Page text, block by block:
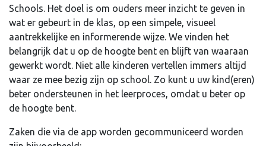
Schools. Het doel is om ouders meer inzicht te geven in
wat er gebeurt in de klas, op een simpele, visueel
aantrekkelijke en informerende wijze. We vinden het
belangrijk dat u op de hoogte bent en blijft van waaraan
gewerkt wordt. Niet alle kinderen vertellen immers altijd
waar ze mee bezig zijn op school. Zo kunt u uw kind(eren)
beter ondersteunen in het leerproces, omdat u beter op
de hoogte bent.
Zaken die via de app worden gecommuniceerd worden